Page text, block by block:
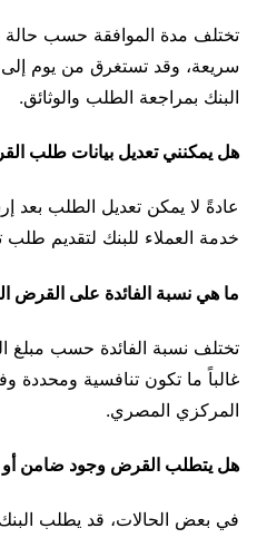
تختلف مدة الموافقة حسب حالة
سريعة، وقد تستغرق من يوم
البنك بمراجعة الطلب والوثائق.
هل يمكنني تعديل بيانات طلب
عادةً لا يمكن تعديل الطلب بعد
خدمة العملاء للبنك لتقديم طلب
ما هي نسبة الفائدة على
تختلف نسبة الفائدة حسب مبلغ
غالباً ما تكون تنافسية ومحددة
المركزي المصري.
هل يتطلب القرض وجود ضامن أو
في بعض الحالات، قد يطلب